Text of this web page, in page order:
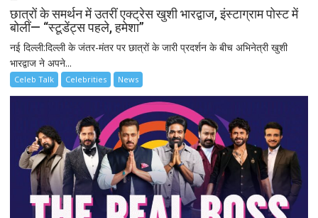
छात्रों के समर्थन में उतरीं एक्ट्रेस खुशी भारद्वाज, इंस्टाग्राम पोस्ट में
बोलीं— “स्टूडेंट्स पहले, हमेशा”
नई दिल्ली:दिल्ली के जंतर-मंतर पर छात्रों के जारी प्रदर्शन के बीच अभिनेत्री खुशी
भारद्वाज ने अपने...
Celeb Talk Celebrities News